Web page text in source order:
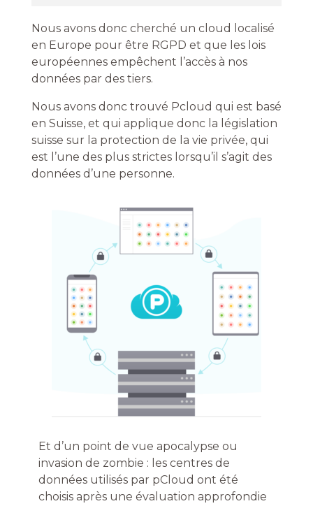
Nous avons donc cherché un cloud localisé
en Europe pour être RGPD et que les lois
européennes empêchent l’accès à nos
données par des tiers.
Nous avons donc trouvé Pcloud qui est basé
en Suisse, et qui applique donc la législation
suisse sur la protection de la vie privée, qui
est l’une des plus strictes lorsqu’il s’agit des
données d’une personne.
Et d’un point de vue apocalypse ou
invasion de zombie : ​​les centres de
données utilisés par pCloud ont été
choisis après une évaluation approfondie